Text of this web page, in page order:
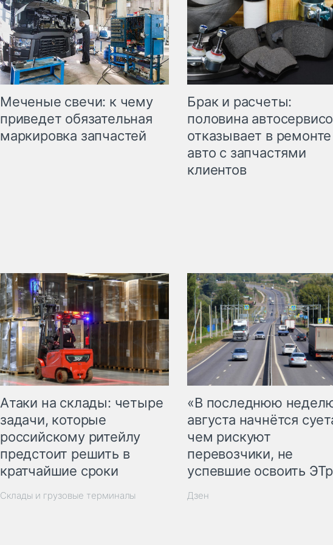
Меченые свечи: к чему
приведет обязательная
маркировка запчастей
Брак и расчеты:
половина
отказывает в ремонте
авто с запчастями
клиентов
Атаки на склады: четыре
задачи, которые
российскому ритейлу
предстоит решить в
кратчайшие сроки
Склады и грузовые терминалы
«В последнюю
августа начнётся
чем рискуют
перевозчики, не
успевшие освоить
Дзен